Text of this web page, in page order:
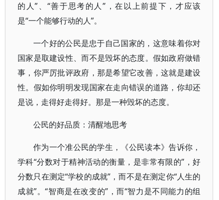
的人”、“善于思考的人”，在以上前提下，才应该
是“一个能够行动的人”。
一个好的公民是忠于自己国家的，这意味着你对
国家是取建设性、而不是毁坏的态度。假如政府做错
事，你严厉批评政府，那是希望它改善，这就是建设
性。假如你明明发现国家在走向错误的道路，你却还
是说，走得好走得好。那是一种毁坏的态度。
公民的好品质：清醒地思考
作为一个准公民的学生，《公民读本》告诉你，
学科“分数对于精神活动的衡量，是非常有限的”，好
分数只在测定“学校的成就”，而不是在测定你“人生的
成就”。“智商是在改变的”，而“智力是不同能力的组